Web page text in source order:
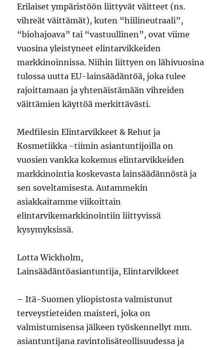
Erilaiset ympäristöön liittyvät väitteet (ns.
vihreät väittämät), kuten “hiilineutraali”,
“biohajoava” tai “vastuullinen”, ovat viime
vuosina yleistyneet elintarvikkeiden
markkinoinnissa. Niihin liittyen on lähivuosina
tulossa uutta EU-lainsäädäntöä, joka tulee
rajoittamaan ja yhtenäistämään vihreiden
väittämien käyttöä merkittävästi.
Medfilesin Elintarvikkeet & Rehut ja
Kosmetiikka -tiimin asiantuntijoilla on
vuosien vankka kokemus elintarvikkeiden
markkinointia koskevasta lainsäädännöstä ja
sen soveltamisesta. Autammekin
asiakkaitamme viikoittain
elintarvikemarkkinointiin liittyvissä
kysymyksissä.
Lotta Wickholm,
Lainsäädäntöasiantuntija, Elintarvikkeet
– Itä-Suomen yliopistosta valmistunut
terveystieteiden maisteri, joka on
valmistumisensa jälkeen työskennellyt mm.
asiantuntijana ravintolisäteollisuudessa ja